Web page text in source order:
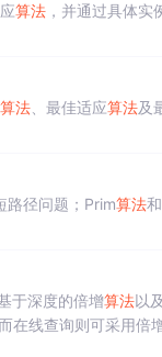
算法，并通过具体实
算法、最佳适应算法及
路径问题；Prim算法
于深度的倍增算法以
在线查询则可采用倍